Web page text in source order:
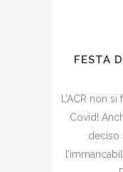
FESTA
L’ACR non
Covid!
deciso